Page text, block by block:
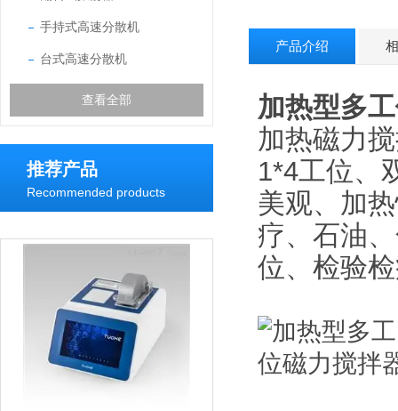
手持式高速分散机
台式高速分散机
查看全部
推荐产品
Recommended products
产品介绍
加热型多
加热磁力
1*4工位、
美观、加
疗、石油
位、检验